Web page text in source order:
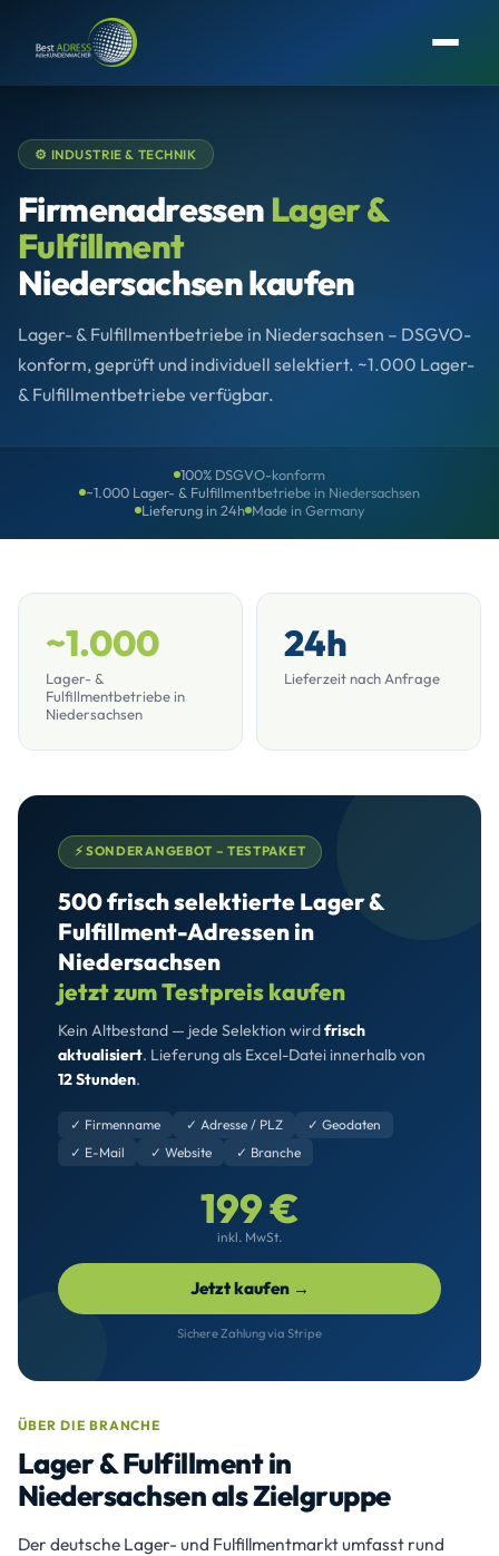
⚙️ INDUSTRIE & TECHNIK
Firmenadressen Lager &
Fulfillment
Niedersachsen kaufen
Lager- & Fulfillmentbetriebe in Niedersachsen – DSGVO-
konform, geprüft und individuell selektiert. ~1.000 Lager-
& Fulfillmentbetriebe verfügbar.
100% DSGVO-konform
~1.000 Lager- & Fulfillmentbetriebe in Niedersachsen
Lieferung in 24h Made in Germany
~1.000
Lager- &
Fulfillmentbetriebe in
Niedersachsen
24h
Lieferzeit nach Anfrage
⚡ SONDERANGEBOT – TESTPAKET
500 frisch selektierte Lager &
Fulfillment-Adressen in
Niedersachsen
jetzt zum Testpreis kaufen
Kein Altbestand — jede Selektion wirdfrisch
aktualisiert. Lieferung als Excel-Datei innerhalb von
12 Stunden.
✓ Firmenname ✓ Adresse / PLZ
✓ Geodaten
✓ E-Mail
✓ Website ✓ Branche
199 €
inkl. MwSt.
Jetzt kaufen →
Sichere Zahlung via Stripe
ÜBER DIE BRANCHE
Lager & Fulfillment in
Niedersachsen als Zielgruppe
Der deutsche Lager- und Fulfillmentmarkt umfasst rund